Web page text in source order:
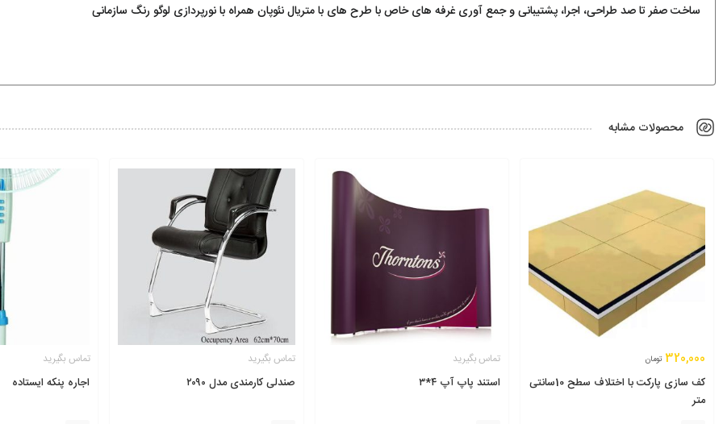
ساخت صفر تا صد طراحی، اجرا، پشتیبانی و جمع آوری غرفه های خاص با طرح های با متریال نئوپان همراه با نورپردازی لوگو رنگ سازمانی
محصولات مشابه
320,000 تومان
کف سازی پارکت با اختلاف سطح 10سانتی
متر
تماس بگیرید
استند پاپ آپ ۴*۳
تماس بگیرید
صندلی کارمندی مدل ۲۰۹۰
تماس بگیرید
اجاره پنکه ایستاده